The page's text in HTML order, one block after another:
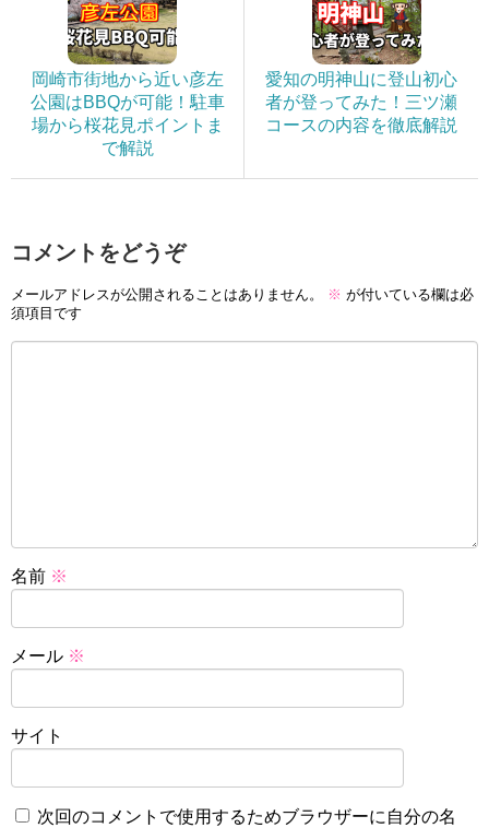
岡崎市街地から近い彦左
公園はBBQが可能！駐車
場から桜花見ポイントま
で解説
愛知の明神山に登山初心
者が登ってみた！三ツ瀬
コースの内容を徹底解説
コメントをどうぞ
メールアドレスが公開されることはありません。 ※ が付いている欄は必
須項目です
名前 ※
メール ※
サイト
次回のコメントで使用するためブラウザーに自分の名